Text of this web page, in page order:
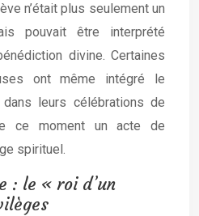
n’était plus seulement un
pouvait être interprété
divine. Certaines
ont même intégré le
leurs célébrations de
ce moment un acte de
spirituel.
: le « roi d’un